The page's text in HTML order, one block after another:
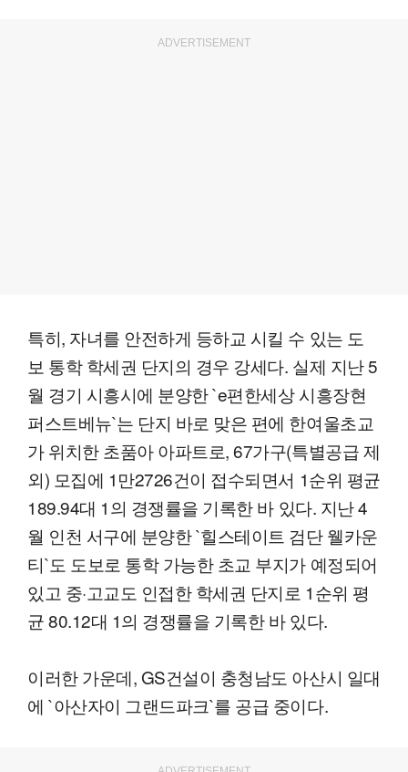
ADVERTISEMENT
특히, 자녀를 안전하게 등하교 시킬 수 있는 도
보 통학 학세권 단지의 경우 강세다. 실제 지난 5
월 경기 시흥시에 분양한 `e편한세상 시흥장현
퍼스트베뉴`는 단지 바로 맞은 편에 한여울초교
가 위치한 초품아 아파트로, 67가구(특별공급 제
외) 모집에 1만2726건이 접수되면서 1순위 평균
189.94대 1의 경쟁률을 기록한 바 있다. 지난 4
월 인천 서구에 분양한 `힐스테이트 검단 웰카운
티`도 도보로 통학 가능한 초교 부지가 예정되어
있고 중·고교도 인접한 학세권 단지로 1순위 평
균 80.12대 1의 경쟁률을 기록한 바 있다.
이러한 가운데, GS건설이 충청남도 아산시 일대
에 `아산자이 그랜드파크`를 공급 중이다.